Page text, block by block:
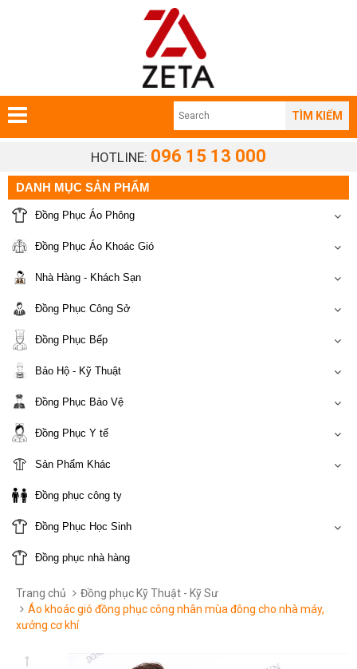
TÌM KIẾM
HOTLINE: 096 15 13 000
DANH MỤC SẢN PHẨM
Đồng Phục Áo Phông
Đồng Phục Áo Khoác Gió
Nhà Hàng - Khách Sạn
Đồng Phục Công Sở
Đồng Phục Bếp
Bảo Hộ - Kỹ Thuật
Đồng Phục Bảo Vệ
Đồng Phục Y tế
Sản Phẩm Khác
Đồng phục công ty
Đồng Phục Học Sinh
Đồng phục nhà hàng
Trang chủ
Đồng phục Kỹ Thuật - Kỹ Sư
Áo khoác gió đồng phục công nhân mùa đông cho nhà máy,
xưởng cơ khí